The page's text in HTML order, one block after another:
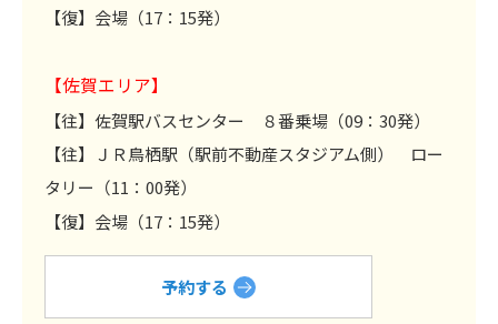
【復】会場（17：15発）
【佐賀エリア】
【往】佐賀駅バスセンター ８番乗場（09：30発）
【往】ＪＲ鳥栖駅（駅前不動産スタジアム側） ロー
タリー（11：00発）
【復】会場（17：15発）
予約する